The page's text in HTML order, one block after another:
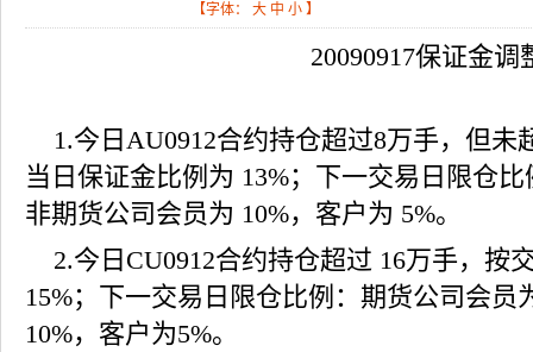
【字体： 大 中 小 】
20090917保证金调
1.今日 AU0912合约持仓超过8万手，但未
当日保证金比例为 13%；下一交易日限仓
非期货公司会员为 10%，客户为 5%。
2.今日 CU0912合约持仓超过 16万手，按
15%；下一交易日限仓比例：期货公司会员
10%，客户为5%。